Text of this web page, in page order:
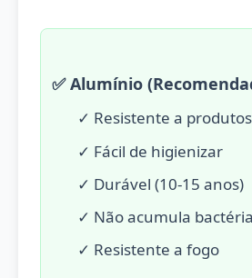
✅ Alumínio
✓ Resistente a
✓ Fácil de higienizar
✓ Durável (10-15 anos)
✓ Não acumula
✓ Resistente a fogo